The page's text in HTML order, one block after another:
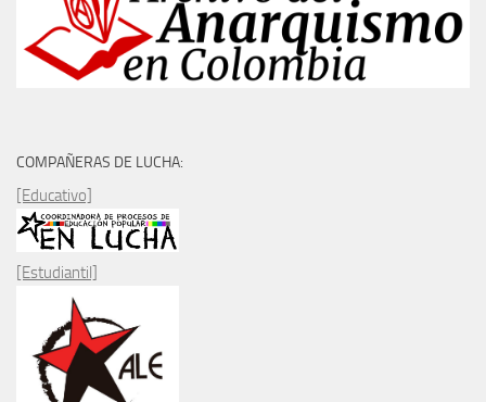
COMPAÑERAS DE LUCHA:
[Educativo]
[Estudiantil]